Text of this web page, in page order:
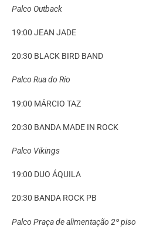
Palco Outback
19:00 JEAN JADE
20:30 BLACK BIRD BAND
Palco Rua do Rio
19:00 MÁRCIO TAZ
20:30 BANDA MADE IN ROCK
Palco Vikings
19:00 DUO ÁQUILA
20:30 BANDA ROCK PB
Palco Praça de alimentação 2º piso